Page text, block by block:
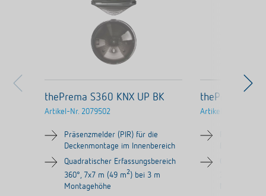
thePrema S360 KNX UP BK
Artikel-Nr. 2079502
Präsenzmelder (PIR) für die
Deckenmontage im Innenbereich
Quadratischer Erfassungsbereich
360°, 7x7 m (49 m2) bei 3 m
Montagehöhe
thePrema
Artikel-Nr.